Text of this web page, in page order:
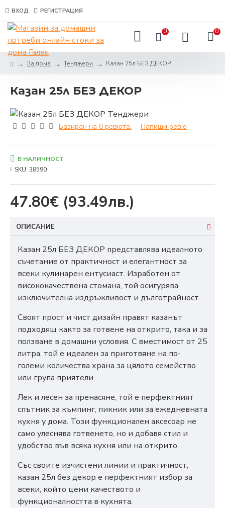
ВХОД РЕГИСТРАЦИЯ
0 0
За дома Тенджери Казан 25л БЕЗ ДЕКОР
Казан 25л БЕЗ ДЕКОР
Базиран на 0 ревюта. - Напиши ревю
47.80€ (93.49лв.)
В НАЛИЧНОСТ
SKU: 38590
ОПИСАНИЕ
Казан 25л БЕЗ ДЕКОР представлява идеалното
съчетание от практичност и елегантност за
всеки кулинарен ентусиаст. Изработен от
висококачествена стомана, той осигурява
изключителна издръжливост и дълготрайност.
Своят прост и чист дизайн правят казанът
подходящ както за готвене на открито, така и за
ползване в домашни условия. С вместимост от 25
литра, той е идеален за приготвяне на по-
големи количества храна за цялото семейство
или група приятели.
Лек и лесен за пренасяне, той е перфектният
спътник за къмпинг, пикник или за ежедневната
кухня у дома. Този функционален аксесоар не
само улеснява готвенето, но и добавя стил и
удобство във всяка кухня или на открито.
Със своите изчистени линии и практичност,
казан 25л без декор е перфектният избор за
всеки, който цени качеството и
функционалността в кухнята.